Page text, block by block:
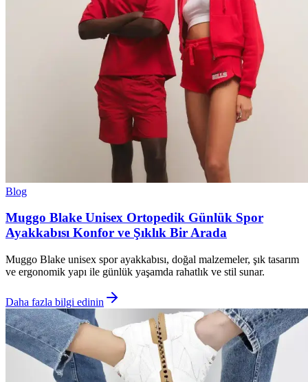
Blog
Muggo Blake Unisex Ortopedik Günlük Spor
Ayakkabısı Konfor ve Şıklık Bir Arada
Muggo Blake unisex spor ayakkabısı, doğal malzemeler, şık tasarım
ve ergonomik yapı ile günlük yaşamda rahatlık ve stil sunar.
Daha fazla bilgi edinin